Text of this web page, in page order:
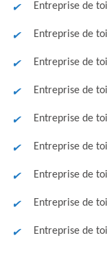
Entreprise de
Entreprise de
Entreprise de
Entreprise de
Entreprise de
Entreprise de
Entreprise de
Entreprise de
Entreprise de